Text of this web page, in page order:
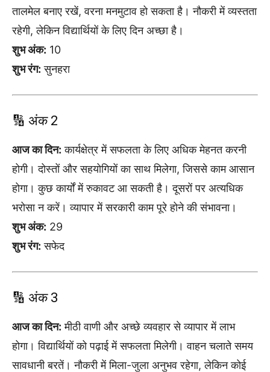
तालमेल बनाए रखें, वरना मनमुटाव हो सकता है। नौकरी में व्यस्तता
रहेगी, लेकिन विद्यार्थियों के लिए दिन अच्छा है।
शुभ अंक: 10
शुभ रंग: सुनहरा
🔢 अंक 2
आज का दिन: कार्यक्षेत्र में सफलता के लिए अधिक मेहनत करनी
होगी। दोस्तों और सहयोगियों का साथ मिलेगा, जिससे काम आसान
होगा। कुछ कार्यों में रुकावट आ सकती है। दूसरों पर अत्यधिक
भरोसा न करें। व्यापार में सरकारी काम पूरे होने की संभावना।
शुभ अंक: 29
शुभ रंग: सफेद
🔢 अंक 3
आज का दिन: मीठी वाणी और अच्छे व्यवहार से व्यापार में लाभ
होगा। विद्यार्थियों को पढ़ाई में सफलता मिलेगी। वाहन चलाते समय
सावधानी बरतें। नौकरी में मिला-जुला अनुभव रहेगा, लेकिन कोई